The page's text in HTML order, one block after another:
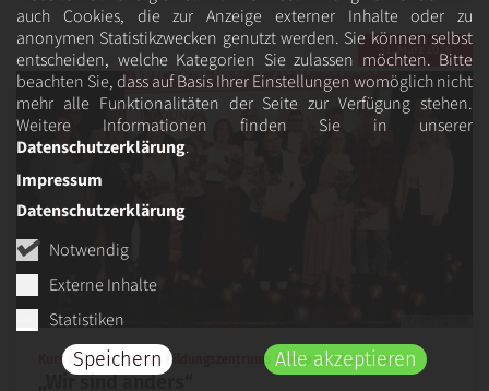
auch Cookies, die zur Anzeige externer Inhalte oder zu
anonymen Statistikzwecken genutzt werden. Sie können selbst
entscheiden, welche Kategorien Sie zulassen möchten. Bitte
beachten Sie, dass auf Basis Ihrer Einstellungen womöglich nicht
mehr alle Funktionalitäten der Seite zur Verfügung stehen.
Weitere Informationen finden Sie in unserer
Datenschutzerklärung.
Notwendig
Externe Inhalte
Statistiken
Speichern
Alle akzeptieren
Impressum
Datenschutzerklärung
Kurs R 65 des Caritas Bildungszentrums Rhede verabschiedet:
„Wir sind anders“
31. März 2026